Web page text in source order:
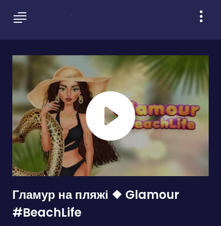
Гламур на пляжі ❖ Glamour
#BeachLife